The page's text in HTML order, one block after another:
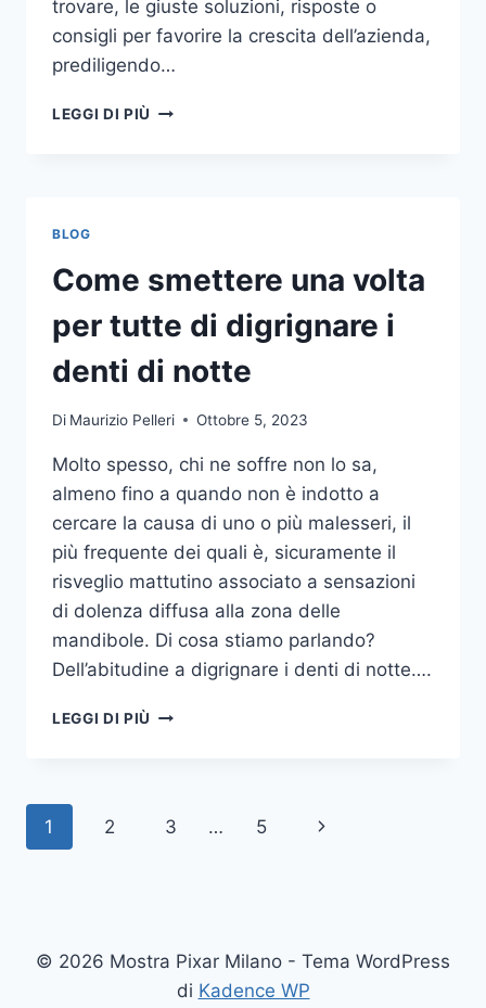
trovare, le giuste soluzioni, risposte o
consigli per favorire la crescita dell’azienda,
prediligendo…
LEGGI DI PIÙ IL
BLOG
Come smettere una volta
per tutte di digrignare i
denti di notte
Di Maurizio Pelleri Ottobre 5, 2023
Molto spesso, chi ne soffre non lo sa,
almeno fino a quando non è indotto a
cercare la causa di uno o più malesseri, il
più frequente dei quali è, sicuramente il
risveglio mattutino associato a sensazioni
di dolenza diffusa alla zona delle
mandibole. Di cosa stiamo parlando?
Dell’abitudine a digrignare i denti di notte….
LEGGI DI PIÙ COME
TUTTE
NOTTE
Navigazione
1 2 3 … 5
Pagina
© 2026 Mostra Pixar Milano - Tema WordPress
di Kadence WP